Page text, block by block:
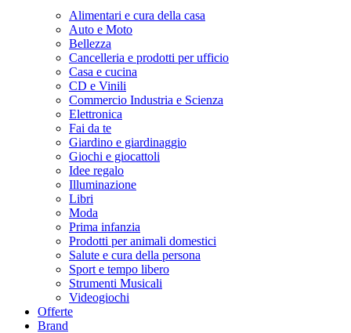
Alimentari e cura della casa
Auto e Moto
Bellezza
Cancelleria e prodotti per ufficio
Casa e cucina
CD e Vinili
Commercio Industria e Scienza
Elettronica
Fai da te
Giardino e giardinaggio
Giochi e giocattoli
Idee regalo
Illuminazione
Libri
Moda
Prima infanzia
Prodotti per animali domestici
Salute e cura della persona
Sport e tempo libero
Strumenti Musicali
Videogiochi
Offerte
Brand